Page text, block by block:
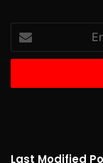
your
Email
Last Modified